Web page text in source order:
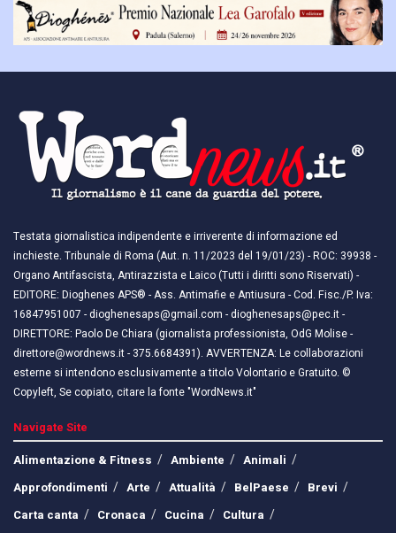
Testata giornalistica indipendente e irriverente di informazione ed
inchieste. Tribunale di Roma (Aut. n. 11/2023 del 19/01/23) - ROC: 39938 -
Organo Antifascista, Antirazzista e Laico (Tutti i diritti sono Riservati) -
EDITORE: Dioghenes APS® - Ass. Antimafie e Antiusura - Cod. Fisc./P. Iva:
16847951007 - dioghenesaps@gmail.com - dioghenesaps@pec.it - ​​
DIRETTORE: Paolo De Chiara (giornalista professionista, OdG Molise -
direttore@wordnews.it - ​​375.6684391). AVVERTENZA: Le collaborazioni
esterne si intendono esclusivamente a titolo Volontario e Gratuito. ©
Copyleft, Se copiato, citare la fonte "WordNews.it"
Navigate Site
Alimentazione & Fitness
Ambiente
Animali
Approfondimenti
Arte Attualità BelPaese
Brevi
Carta canta
Cronaca Cucina
Cultura